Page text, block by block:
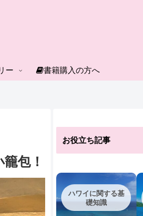
ー 書籍購入の方へ
包！
お役立ち記事
ハワイに関する基
礎知識